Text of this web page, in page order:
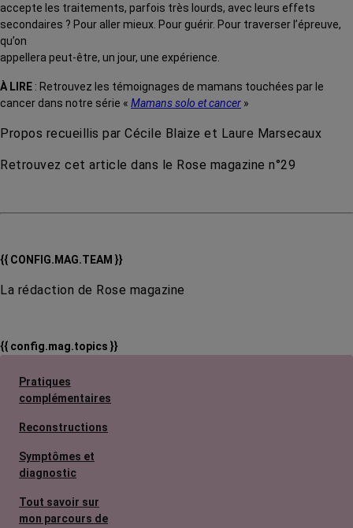
accepte les traitements, parfois très lourds, avec leurs effets
secondaires ? Pour aller mieux. Pour guérir. Pour traverser l’épreuve,
qu’on
appellera peut-être, un jour, une expérience.
À LIRE : Retrouvez les témoignages de mamans touchées par le
cancer dans notre série « Mamans solo et cancer »
Propos recueillis par Cécile Blaize et Laure Marsecaux
Retrouvez cet article dans le Rose magazine n°29
{{ CONFIG.MAG.TEAM }}
La rédaction de Rose magazine
{{ config.mag.topics }}
Pratiques
complémentaires
Reconstructions
Symptômes et
diagnostic
Tout savoir sur
mon parcours de